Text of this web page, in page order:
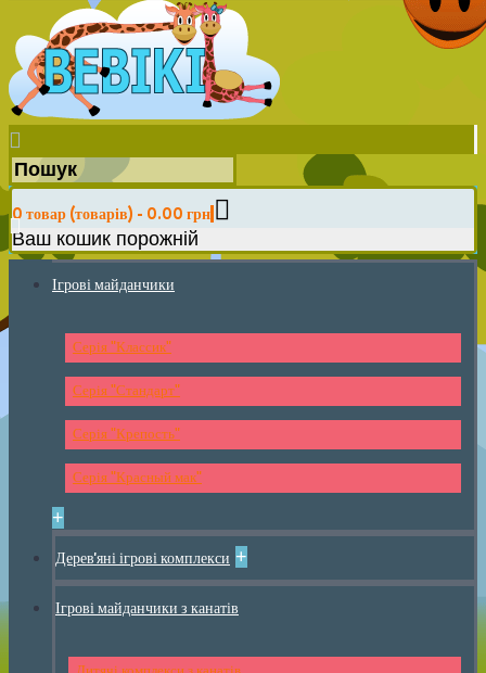
0 товар (товарів) - 0.00 грн
Ваш кошик порожній
Ігрові майданчики
Серія "Классик"
Серія "Стандарт"
Серія "Крепость"
Серія "Красный мак"
+
Дерев'яні ігрові комплекси +
Ігрові майданчики з канатів